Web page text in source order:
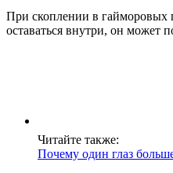
При скоплении в гайморовых
оставаться внутри, он может
Читайте также:
Почему один глаз